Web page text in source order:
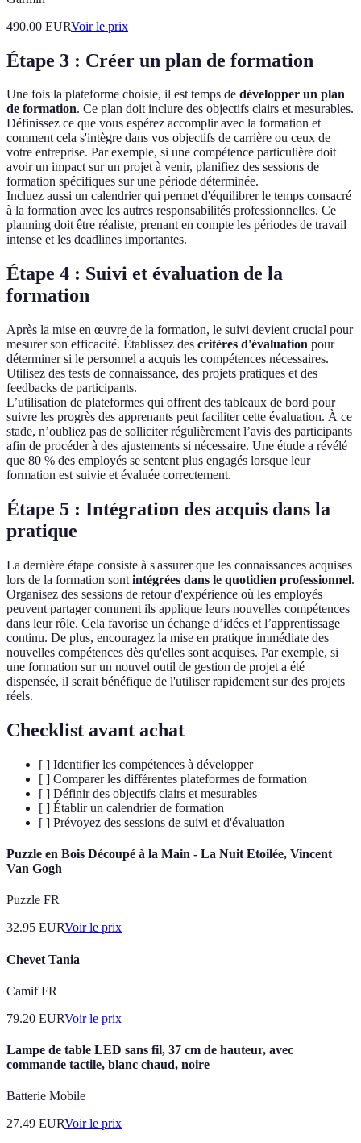
490.00 EURVoir le prix
Étape 3 : Créer un plan de formation
Une fois la plateforme choisie, il est temps de développer un plan
de formation. Ce plan doit inclure des objectifs clairs et mesurables.
Définissez ce que vous espérez accomplir avec la formation et
comment cela s'intègre dans vos objectifs de carrière ou ceux de
votre entreprise. Par exemple, si une compétence particulière doit
avoir un impact sur un projet à venir, planifiez des sessions de
formation spécifiques sur une période déterminée.
Incluez aussi un calendrier qui permet d'équilibrer le temps consacré
à la formation avec les autres responsabilités professionnelles. Ce
planning doit être réaliste, prenant en compte les périodes de travail
intense et les deadlines importantes.
Étape 4 : Suivi et évaluation de la
formation
Après la mise en œuvre de la formation, le suivi devient crucial pour
mesurer son efficacité. Établissez des critères d'évaluation pour
déterminer si le personnel a acquis les compétences nécessaires.
Utilisez des tests de connaissance, des projets pratiques et des
feedbacks de participants.
L’utilisation de plateformes qui offrent des tableaux de bord pour
suivre les progrès des apprenants peut faciliter cette évaluation. À ce
stade, n’oubliez pas de solliciter régulièrement l’avis des participants
afin de procéder à des ajustements si nécessaire. Une étude a révélé
que 80 % des employés se sentent plus engagés lorsque leur
formation est suivie et évaluée correctement.
Étape 5 : Intégration des acquis dans la
pratique
La dernière étape consiste à s'assurer que les connaissances acquises
lors de la formation sont intégrées dans le quotidien professionnel.
Organisez des sessions de retour d'expérience où les employés
peuvent partager comment ils applique leurs nouvelles compétences
dans leur rôle. Cela favorise un échange d’idées et l’apprentissage
continu. De plus, encouragez la mise en pratique immédiate des
nouvelles compétences dès qu'elles sont acquises. Par exemple, si
une formation sur un nouvel outil de gestion de projet a été
dispensée, il serait bénéfique de l'utiliser rapidement sur des projets
réels.
Checklist avant achat
[ ] Identifier les compétences à développer
[ ] Comparer les différentes plateformes de formation
[ ] Définir des objectifs clairs et mesurables
[ ] Établir un calendrier de formation
[ ] Prévoyez des sessions de suivi et d'évaluation
Puzzle en Bois Découpé à la Main - La Nuit Etoilée, Vincent
Van Gogh
Puzzle FR
32.95 EURVoir le prix
Chevet Tania
Camif FR
79.20 EURVoir le prix
Lampe de table LED sans fil, 37 cm de hauteur, avec
commande tactile, blanc chaud, noire
Batterie Mobile
27.49 EURVoir le prix